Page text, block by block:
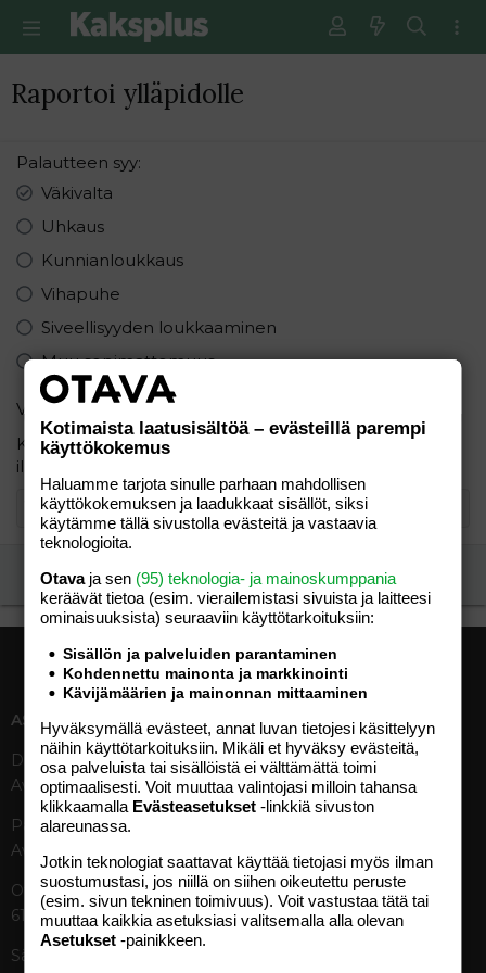
Raportoi ylläpidolle
Palautteen syy
Väkivalta
Uhkaus
Kunnianloukkaus
Vihapuhe
Siveellisyyden loukkaaminen
Muu sopimattomuus
Varmistus
Kirjoita seuraavat numerot pienimmästä suurimpaan
ilman pilkkuja: 8, 5, 5
Ilmoita asiaton viesti
ASIAKASPALVELU
Digipalvelut (09) 156 6227
Avoinna ma–pe 8–19
Painettu lehti (09) 156 665
Avoinna ma–pe 8–19
Otavamedian vaihde (09) 156
61
Sähköposti (digi)
MEDIATIEDOT
Tekniset tiedot, aikataulut ja
ilmoitushinnat
Tietoa verkon kävijöistä
Avoimuusraportti
Käyttöehdot
TUOTTEET
Kotimaista laatusisältöä – evästeillä parempi
käyttökokemus
Haluamme tarjota sinulle parhaan mahdollisen
käyttökokemuksen ja laadukkaat sisällöt, siksi
käytämme tällä sivustolla evästeitä ja vastaavia
teknologioita.
Otavaja sen (95) teknologia- ja mainoskumppania
keräävät tietoa (esim. vierailemis­tasi sivuista ja laitteesi
ominaisuuk­sista) seuraaviin käyttötarkoituksiin:
Sisällön ja palveluiden parantaminen
Kohdennettu mainonta ja markkinointi
Kävijämäärien ja mainonnan mittaaminen
Hyväksymällä evästeet, annat luvan tietojesi käsittelyyn
näihin käyttötarkoituksiin. Mikäli et hyväksy evästeitä,
osa palveluista tai sisällöistä ei välttämättä toimi
optimaalisesti. Voit muuttaa valintojasi milloin tahansa
klikkaamalla Evästeasetukset -linkkiä sivuston
alareunassa.
Jotkin teknologiat saattavat käyttää tietojasi myös ilman
suostumustasi, jos niillä on siihen oikeutettu peruste
(esim. sivun tekninen toimivuus). Voit vastustaa tätä tai
muuttaa kaikkia asetuksiasi valitsemalla alla olevan
Asetukset -painikkeen.